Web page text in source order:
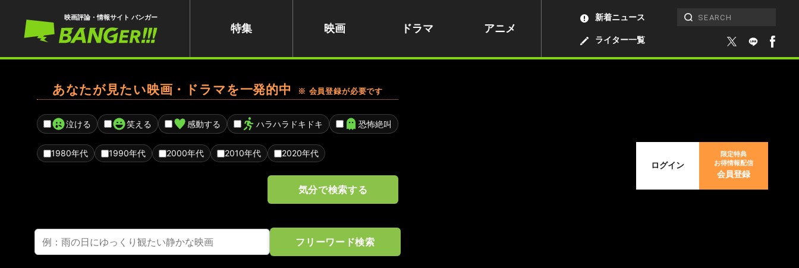
映画評論・情報サイト バンガー
特集 映画 ドラマ アニメ
ライター一覧
新着ニュース
あなたが見たい映画・ドラマを一発的中 ※ 会員登録が必要です
泣ける 笑える 感動する ハラハラドキドキ 恐怖絶叫
1980年代 1990年代 2000年代 2010年代 2020年代
気分で検索する
フリーワード検索
ログイン
限定特典
お得情報配信
会員登録